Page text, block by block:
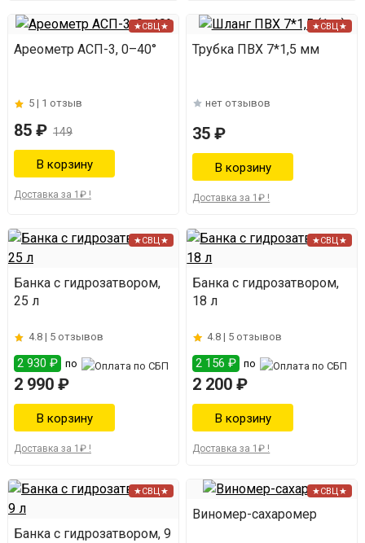
★СВЦ★
Ареометр АСП-3, 0–40°
5 | 1 отзыв
85 ₽ 149
Доставка за 1₽ !
★СВЦ★
Трубка ПВХ 7*1,5 мм
нет отзывов
35 ₽
Доставка за 1₽ !
★СВЦ★
Банка с гидрозатвором,
25 л
4.8 | 5 отзывов
2 930 ₽ по
2 990 ₽
Доставка за 1₽ !
★СВЦ★
Банка с гидрозатвором,
18 л
4.8 | 5 отзывов
2 156 ₽ по
2 200 ₽
Доставка за 1₽ !
★СВЦ★
Банка с гидрозатвором, 9
★СВЦ★
Виномер-сахаромер